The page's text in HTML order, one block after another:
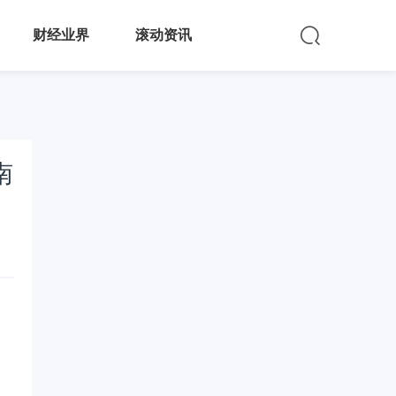
财经业界 滚动资讯